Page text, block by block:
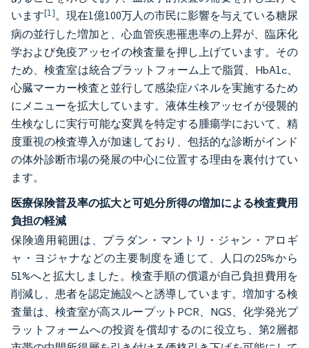
います[1]。現在1億100万人の市民に影響を与えている糖尿
病の並行した増加と、心血管疾患罹患率の上昇が、臨床化
学および免疫アッセイの検査量を押し上げています。その
ため、検査室は統合プラットフォーム上で脂質、HbA1c、
心臓マーカー検査と並行して感染症パネルを実施するため
にメニューを拡大しています。液体生検アッセイが侵襲的
生検なしに実行可能な変異を特定する腫瘍学において、精
度重視の検査導入が加速しており、包括的な診断がインド
の体外診断市場の発展の中心に位置する理由を裏付けてい
ます。
医療保険普及率の拡大と可処分所得の増加による検査費用
負担の軽減
保険適用範囲は、プラダン・マントリ・ジャン・アロギ
ャ・ヨジャナなどの主要制度を通じて、人口の25%から
51%へと拡大しました。検査手順の償還が自己負担費用を
削減し、患者を認定施設へと誘導しています。増加する検
査量は、検査室が高スループットPCR、NGS、化学発光プ
ラットフォームへの投資を償却するのに役立ち、第2層都